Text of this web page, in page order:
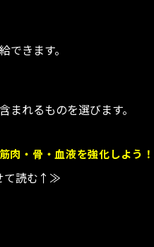
きます。
れるものを選びます。
・骨・血液を強化しよう！
て読む↑≫